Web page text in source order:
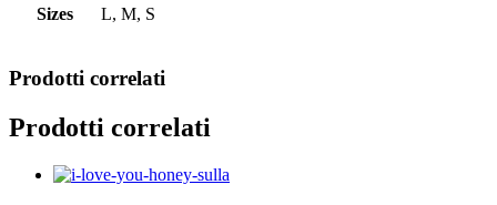
Sizes L, M, S
Prodotti correlati
Prodotti correlati